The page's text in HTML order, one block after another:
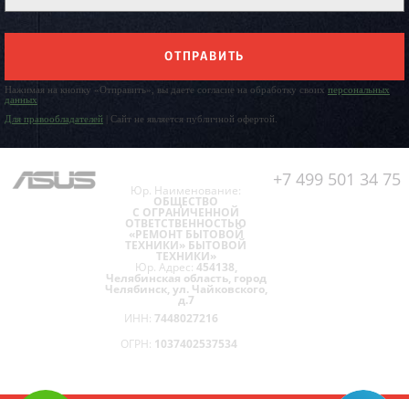
ОТПРАВИТЬ
Нажимая на кнопку «Отправить», вы даете согласие на обработку своих персональных
данных
Для правообладателей | Сайт не является публичной офертой.
+7 499 501 34 75
Юр. Наименование:
ОБЩЕСТВО
С ОГРАНИЧЕННОЙ
ОТВЕТСТВЕННОСТЬЮ
«РЕМОНТ БЫТОВОЙ
ТЕХНИКИ» БЫТОВОЙ
ТЕХНИКИ»
Юр. Адрес: 454138,
Челябинская область, город
Челябинск, ул. Чайковского,
д.7
ИНН: 7448027216
ОГРН: 1037402537534